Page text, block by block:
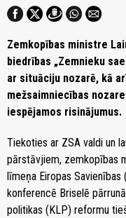
Zemkopības ministre
biedrības „Zemnieku
ar situāciju nozarē, kā
mežsaimniecības
iespējamos risinājumus.
Tiekoties ar ZSA valdi un
pārstāvjiem, zemkopības
līmeņa Eiropas
konferencē Briselē
politikas (KLP) reformu